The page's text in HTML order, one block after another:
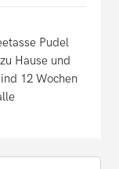
Pudel
Hause und
12 Wochen